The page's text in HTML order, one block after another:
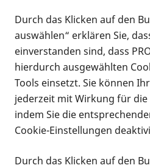
der Strecke Dresden
Vorlesen
Durch das Klicken auf den
auswählen“ erklären Sie,
einverstanden sind, dass
hierdurch ausgewählten
Tools einsetzt. Sie können
jederzeit mit Wirkung für
indem Sie die
Cookie-Einstellungen
Durch das Klicken auf den